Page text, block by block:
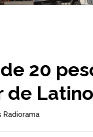
20
de
Radiorama